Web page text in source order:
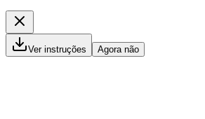
Ver instruções Agora não